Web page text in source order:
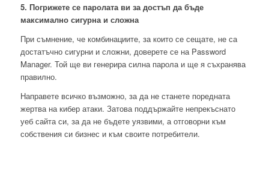
5. Погрижете се паролата ви за достъп да бъде
максимално сигурна и сложна
При съмнение, че комбинациите, за които се сещате, не са
достатъчно сигурни и сложни, доверете се на Password
Manager. Той ще ви генерира силна парола и ще я съхранява
правилно.
Направете всичко възможно, за да не станете поредната
жертва на кибер атаки. Затова поддържайте непрекъснато
уеб сайта си, за да не бъдете уязвими, а отговорни към
собствения си бизнес и към своите потребители.